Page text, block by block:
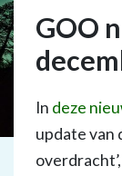
GOO
In deze
update van